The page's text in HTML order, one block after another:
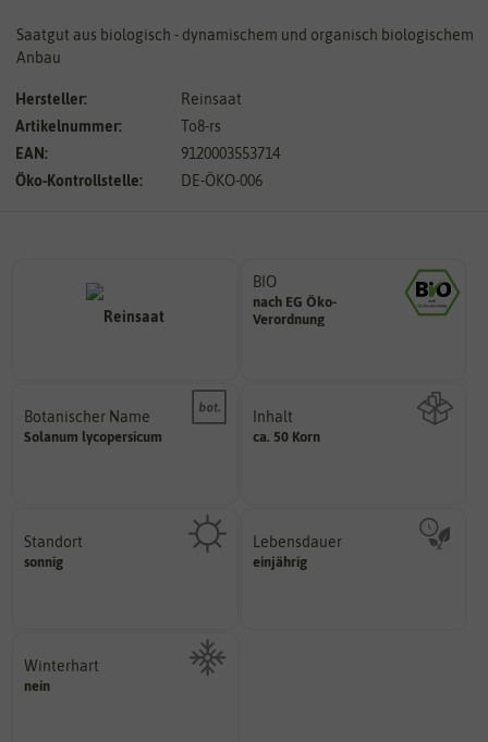
Saatgut aus biologisch - dynamischem und organisch biologischem
Anbau
Hersteller:
Reinsaat
Artikelnummer:
To8-rs
EAN:
9120003553714
Öko-Kontrollstelle:
DE-ÖKO-006
BIO
nach EG Öko-
Verordnung
den Richtlinien der biologischen
Landwirtschaft arbeiten.
Inhalt
ca. 50 KornWie viel ist enthalten
Botanischer Name
Solanum lycopersicum
Namen zur eindeutigen
Bestimmung der Pflanze.
Standort
sonnig
Pflanze? (schattig, halbschattig,
sonnig, vollsonnig)
Winterhart
nein
Probleme überwintern können.
Lebensdauer
einjährig
einjährig, zweijährig oder
mehrjährig.